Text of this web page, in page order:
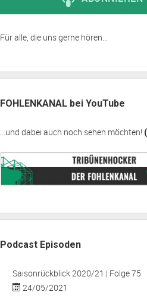
Für alle, die uns gerne hören...
FOHLENKANAL bei YouTube
…und dabei auch noch sehen möchten!
Podcast Episoden
Saisonrückblick 2020/21 | Folge 75
24/05/2021